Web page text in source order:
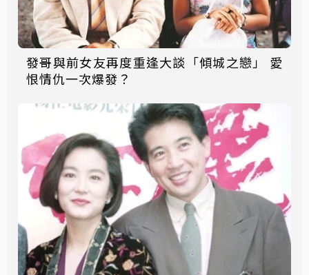
發哥與前女友再度重逢大談「傾城之戀」 愛
恨情仇一次爆發？